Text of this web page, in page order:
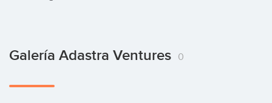
Galería Adastra Ventures 0